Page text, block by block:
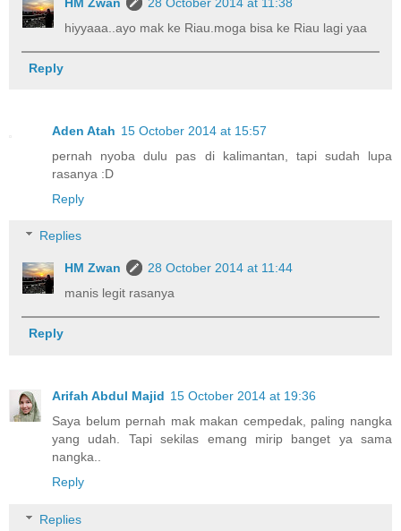
hiyyaaa..ayo mak ke Riau.moga bisa ke Riau lagi yaa
Reply
Aden Atah 15 October 2014 at 15:57
pernah nyoba dulu pas di kalimantan, tapi sudah lupa
rasanya :D
Reply
Replies
HM Zwan
28 October 2014 at 11:44
manis legit rasanya
Reply
Arifah Abdul Majid 15 October 2014 at 19:36
Saya belum pernah mak makan cempedak, paling nangka
yang udah. Tapi sekilas emang mirip banget ya sama
nangka..
Reply
Replies